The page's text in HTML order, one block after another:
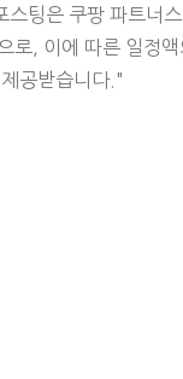
스팅은 쿠팡 파트너스
로, 이에 따른 일정
공받습니다."